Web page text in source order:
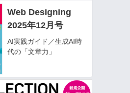
Web Designing
2025年12月号
AI実践ガイド／生成AI時
代の「文章力」